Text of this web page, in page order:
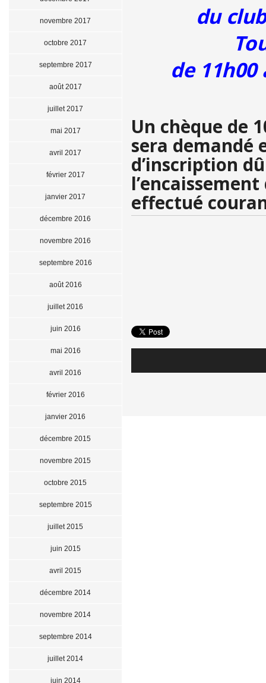
du
de 11h00
Un chèque de
sera demandé
d’inscription
effectué
novembre 2017
octobre 2017
septembre 2017
août 2017
juillet 2017
mai 2017
avril 2017
février 2017
janvier 2017
décembre 2016
novembre 2016
septembre 2016
août 2016
juillet 2016
juin 2016
mai 2016
avril 2016
février 2016
janvier 2016
décembre 2015
novembre 2015
octobre 2015
septembre 2015
juillet 2015
juin 2015
avril 2015
décembre 2014
novembre 2014
septembre 2014
juillet 2014
juin 2014